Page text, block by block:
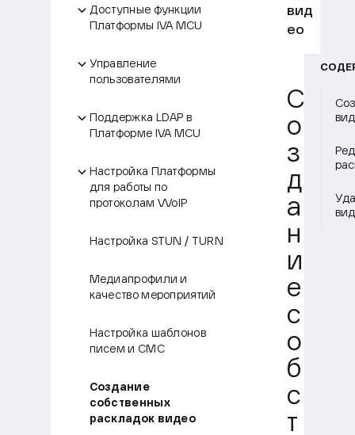
Доступные функции
Платформы IVA MCU
Управление
пользователями
Поддержка LDAP в
Платформе IVA MCU
Настройка Платформы
для работы по
протоколам VVoIP
Настройка STUN / TURN
Медиапрофили и
качество мероприятий
Настройка шаблонов
писем и СМС
Создание
собственных
раскладок видео
вид
ео
С
о
з
д
а
н
и
е
с
о
б
с
т